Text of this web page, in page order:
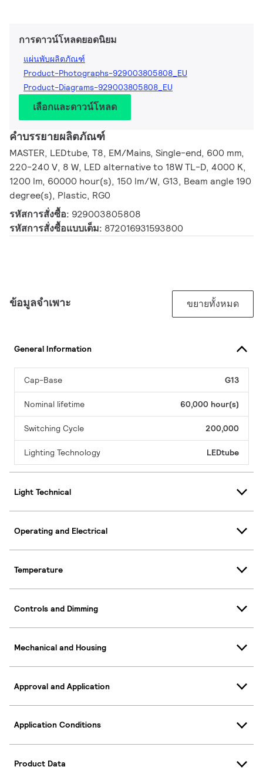
การดาวน์โหลดยอดนิยม
แผ่นพับผลิตภัณฑ์
Product-Photographs-929003805808_EU
Product-Diagrams-929003805808_EU
เลือกและดาวน์โหลด
คำบรรยายผลิตภัณฑ์
MASTER, LEDtube, T8, EM/Mains, Single-end, 600 mm,
220-240 V, 8 W, LED alternative to 18W TL-D, 4000 K,
1200 lm, 60000 hour(s), 150 lm/W, G13, Beam angle 190
degree(s), Plastic, RG0
รหัสการสั่งซื้อ: 929003805808
รหัสการสั่งซื้อแบบเต็ม: 872016931593800
ข้อมูลจำเพาะ ขยายทั้งหมด
General Information
Cap-Base G13
Nominal lifetime 60,000 hour(s)
Switching Cycle 200,000
Lighting Technology LEDtube
Light Technical
Operating and Electrical
Temperature
Controls and Dimming
Mechanical and Housing
Approval and Application
Application Conditions
Product Data